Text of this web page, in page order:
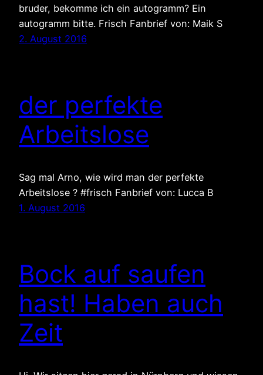
bruder, bekomme ich ein autogramm? Ein
autogramm bitte. Frisch Fanbrief von: Maik S
2. August 2016
der perfekte
Arbeitslose
Sag mal Arno, wie wird man der perfekte
Arbeitslose ? #frisch Fanbrief von: Lucca B
1. August 2016
Bock auf saufen
hast! Haben auch
Zeit